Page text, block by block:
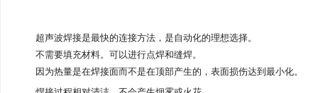
超声波焊接是最快的连接方法，是自动化的理想选择。
不需要填充材料。可以进行点焊和缝焊。
因为热量是在焊接面而不是在顶部产生的，表面损伤达到最小化。